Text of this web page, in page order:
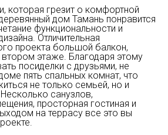
которая грезит о комфортной
дом Тамань понравится
функциональности и
Отличительная
проекта большой балкон,
этаже. Благодаря этому
посиделки с друзьями, не
пять спальных комнат, что
не только семьей, но и
санузлов,
просторная гостиная и
на террасу все это вы